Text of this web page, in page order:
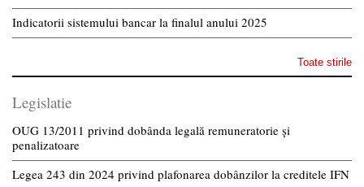
Indicatorii sistemului bancar la finalul anului 2025
Toate stirile
Legislatie
OUG 13/2011 privind dobânda legală remuneratorie și
penalizatoare
Legea 243 din 2024 privind plafonarea dobânzilor la creditele IFN